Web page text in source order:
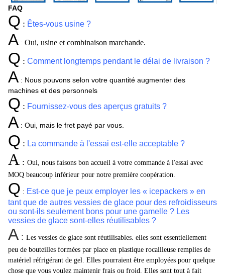
FAQ
Q : Êtes-vous usine ?
A : Oui, usine et combinaison marchande.
Q : Comment longtemps pendant le délai de livraison ?
A : Nous pouvons selon votre quantité augmenter des
machines et des personnels
Q : Fournissez-vous des aperçus gratuits ?
A : Oui, mais le fret payé par vous.
Q : La commande à l'essai est-elle acceptable ?
A : Oui, nous faisons bon accueil à votre commande à l'essai avec
MOQ beaucoup inférieur pour notre première coopération.
Q : Est-ce que je peux employer les « icepackers » en
tant que de autres vessies de glace pour des refroidisseurs
ou sont-ils seulement bons pour une gamelle ? Les
vessies de glace sont-elles réutilisables ?
A : Les vessies de glace sont réutilisables. elles sont essentiellement
peu de bouteilles formées par place en plastique rocailleuse remplies de
matériel réfrigérant de gel. Elles pourraient être employées pour quelque
chose que vous voulez maintenir frais ou froid. Elles sont tout à fait